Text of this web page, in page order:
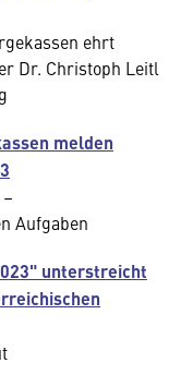
ehrt
Dr. Christoph Leitl
melden
Aufgaben
unterstreicht